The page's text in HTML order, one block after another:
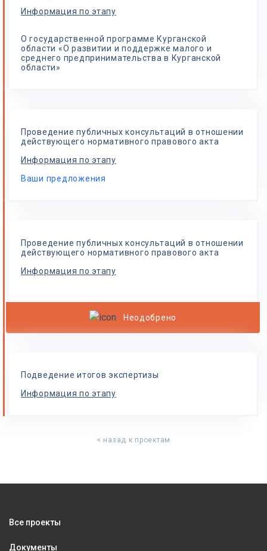
Информация по этапу
О государственной программе Курганской
области «О развитии и поддержке малого и
среднего предпринимательства в Курганской
области»
Проведение публичных консультаций в отношении
действующего нормативного правового акта
Информация по этапу
Ваши предложения
Проведение публичных консультаций в отношении
действующего нормативного правового акта
Информация по этапу
Неодобрено
Подведение итогов экспертизы
Информация по этапу
< назад к проектам
Все проекты
Документы